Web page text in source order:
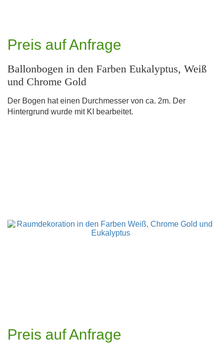
Preis auf Anfrage
Ballonbogen in den Farben Eukalyptus, Weiß
und Chrome Gold
Der Bogen hat einen Durchmesser von ca. 2m. Der
Hintergrund wurde mit KI bearbeitet.
Preis auf Anfrage